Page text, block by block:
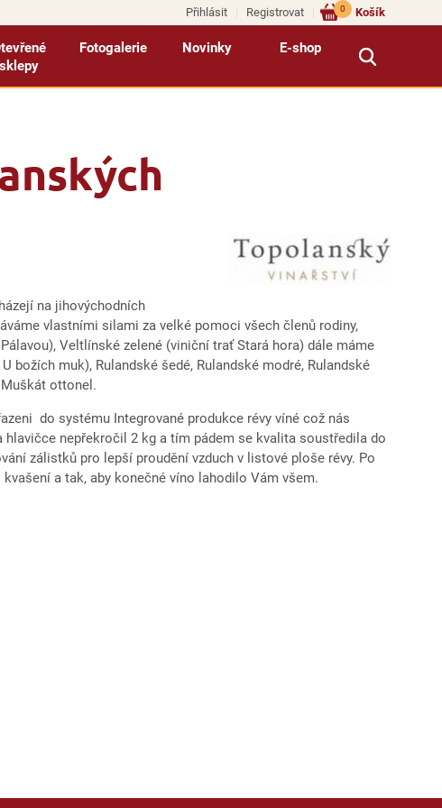
Přihlásit Registrovat Košík
0
sklepy
Fotogalerie Novinky E-shop
na jihovýchodních
vlastními silami za velké pomoci všech členů rodiny,
Veltlínské zelené (viniční trať Stará hora) dále máme
božích muk), Rulandské šedé, Rulandské modré, Rulandské
ottonel.
do systému Integrované produkce révy víné což nás
nepřekročil 2 kg a tím pádem se kvalita soustředila do
zálistků pro lepší proudění vzduch v listové ploše révy. Po
a tak, aby konečné víno lahodilo Vám všem.